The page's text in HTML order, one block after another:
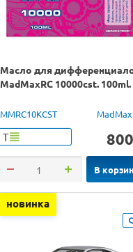
Масло для
MadMaxRC 10000cst. 100ml.
MMRC10KCST
Т 800
В
новинка